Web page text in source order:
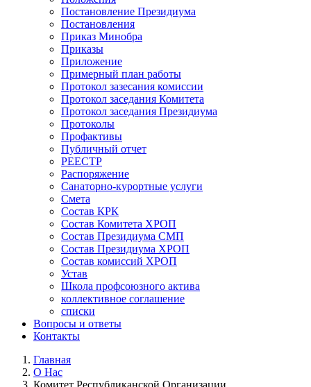
Постановление Президиума
Постановления
Приказ Минобра
Приказы
Приложение
Примерный план работы
Протокол зазесания комиссии
Протокол заседания Комитета
Протокол заседания Президиума
Протоколы
Профактивы
Публичный отчет
РЕЕСТР
Распоряжение
Санаторно-курортные услуги
Смета
Состав КРК
Состав Комитета ХРОП
Состав Президиума СМП
Состав Президиума ХРОП
Состав комиссий ХРОП
Устав
Школа профсоюзного актива
коллективное соглашение
списки
Вопросы и ответы
Контакты
Строка
Главная
О Нас
Комитет Республиканской Организации